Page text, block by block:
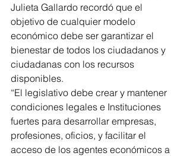
Julieta Gallardo recordó que el
objetivo de cualquier modelo
económico debe ser garantizar el
bienestar de todos los ciudadanos y
ciudadanas con los recursos
disponibles.
“El legislativo debe crear y mantener
condiciones legales e Instituciones
fuertes para desarrollar empresas,
profesiones, oficios, y facilitar el
acceso de los agentes económicos a